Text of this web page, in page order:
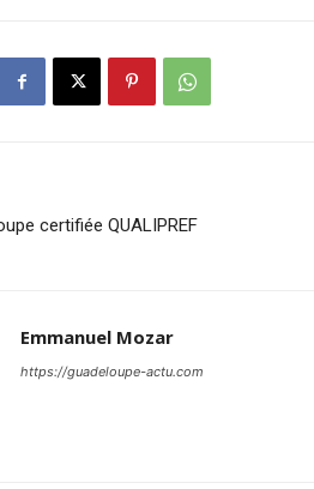
certifiée QUALIPREF
Emmanuel Mozar
https://guadeloupe-actu.com